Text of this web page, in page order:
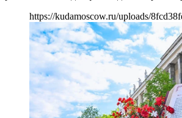
https://kudamoscow.ru/uploads/